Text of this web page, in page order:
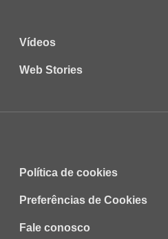
Vídeos
Web Stories
Política de cookies
Preferências de Cookies
Fale conosco